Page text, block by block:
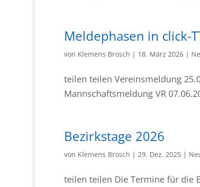
Meldephasen in click-
von Klemens Brosch | 18. März 2026 |
teilen teilen Vereinsmeldung
Mannschaftsmeldung VR
Bezirkstage 2026
von Klemens Brosch | 29. Dez. 2025 |
teilen teilen Die Termine für die